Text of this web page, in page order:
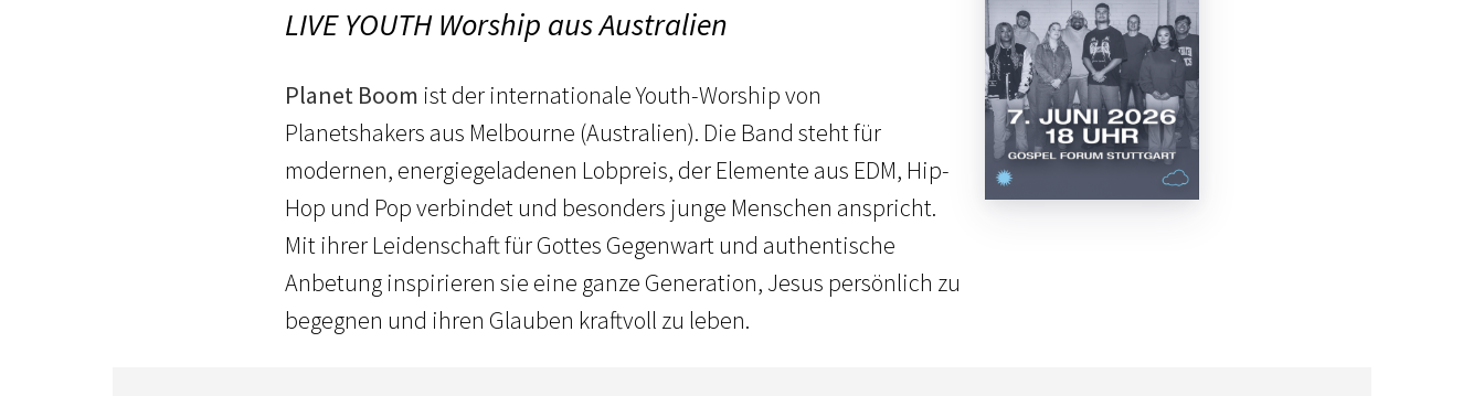
LIVE YOUTH Worship aus Australien
Planet Boom ist der internationale Youth-Worship von
Planetshakers aus Melbourne (Australien). Die Band steht für
modernen, energiegeladenen Lobpreis, der Elemente aus EDM, Hip-
Hop und Pop verbindet und besonders junge Menschen anspricht.
Mit ihrer Leidenschaft für Gottes Gegenwart und authentische
Anbetung inspirieren sie eine ganze Generation, Jesus persönlich zu
begegnen und ihren Glauben kraftvoll zu leben.